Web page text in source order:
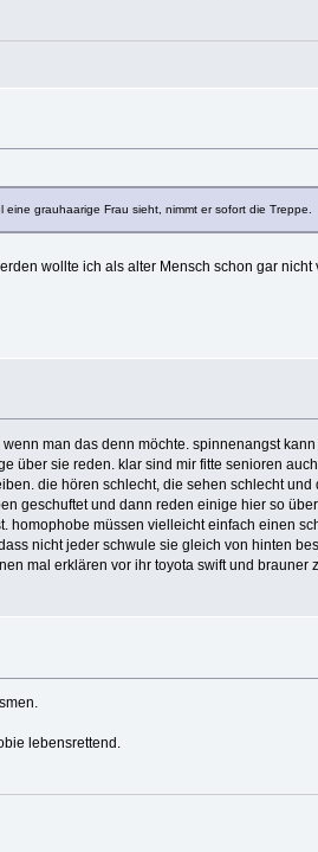
grauhaarige Frau sieht, nimmt er sofort die Treppe.
wollte ich als alter Mensch schon gar nicht
man das denn möchte. spinnenangst
über sie reden. klar sind mir fitte senioren
die hören schlecht, die sehen schlecht
geschuftet und dann reden einige hier so
müssen vielleicht einfach einen
nicht jeder schwule sie gleich von hinten
mal erklären vor ihr toyota swift und brauner
lebensrettend.